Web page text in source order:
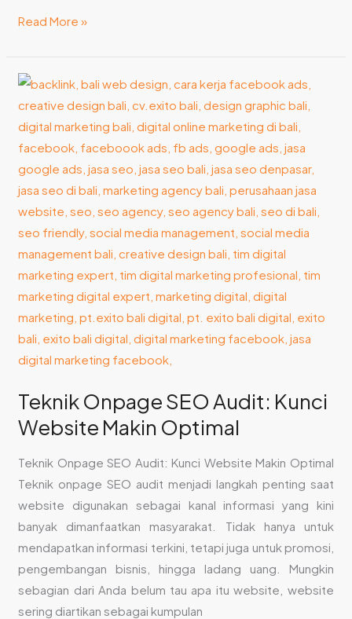
Read More »
Teknik Onpage SEO Audit: Kunci
Website Makin Optimal
Teknik Onpage SEO Audit: Kunci Website Makin Optimal
Teknik onpage SEO audit menjadi langkah penting saat
website digunakan sebagai kanal informasi yang kini
banyak dimanfaatkan masyarakat. Tidak hanya untuk
mendapatkan informasi terkini, tetapi juga untuk promosi,
pengembangan bisnis, hingga ladang uang. Mungkin
sebagian dari Anda belum tau apa itu website, website
sering diartikan sebagai kumpulan
Teknik
Onpage
SEO
Audit:
Kunci
Website
Makin
Optimal